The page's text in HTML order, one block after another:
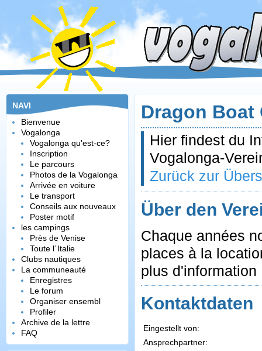
NAVI
Bienvenue
Vogalonga
Vogalonga qu'est-ce?
Inscription
Le parcours
Photos de la Vogalonga
Arrivée en voiture
Le transport
Conseils aux nouveaux
Poster motif
les campings
Près de Venise
Toute l´Italie
Clubs nautiques
La communeauté
Enregistres
Le forum
Organiser ensembl
Profiler
Archive de la lettre
FAQ
Dragon Boat
Hier findest du
Vogalonga-
Zurück zur
Über den
Chaque années
places à la
plus d'information
Kontaktdaten
Eingestellt von:
Ansprechpartner: